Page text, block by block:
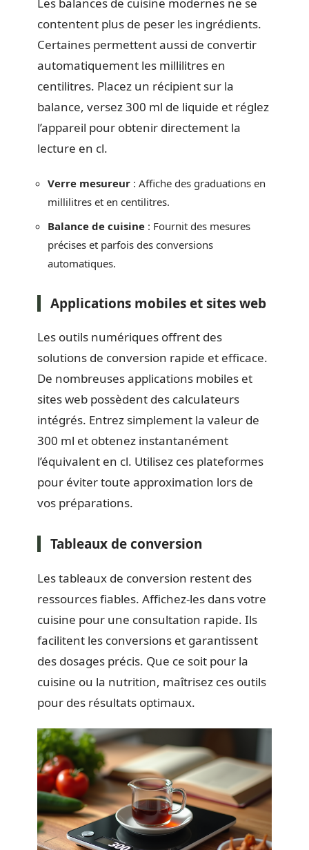
contentent plus de peser les ingrédients.
Certaines permettent aussi de convertir
automatiquement les millilitres en
centilitres. Placez un récipient sur la
balance, versez 300 ml de liquide et réglez
l’appareil pour obtenir directement la
lecture en cl.
Verre mesureur : Affiche des graduations en
millilitres et en centilitres.
Balance de cuisine : Fournit des mesures
précises et parfois des conversions
automatiques.
Applications mobiles et sites web
Les outils numériques offrent des
solutions de conversion rapide et efficace.
De nombreuses applications mobiles et
sites web possèdent des calculateurs
intégrés. Entrez simplement la valeur de
300 ml et obtenez instantanément
l’équivalent en cl. Utilisez ces plateformes
pour éviter toute approximation lors de
vos préparations.
Tableaux de conversion
Les tableaux de conversion restent des
ressources fiables. Affichez-les dans votre
cuisine pour une consultation rapide. Ils
facilitent les conversions et garantissent
des dosages précis. Que ce soit pour la
cuisine ou la nutrition, maîtrisez ces outils
pour des résultats optimaux.